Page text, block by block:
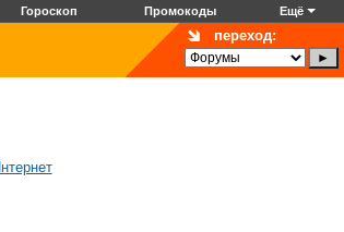
Гороскоп Промокоды Ещё
переход: